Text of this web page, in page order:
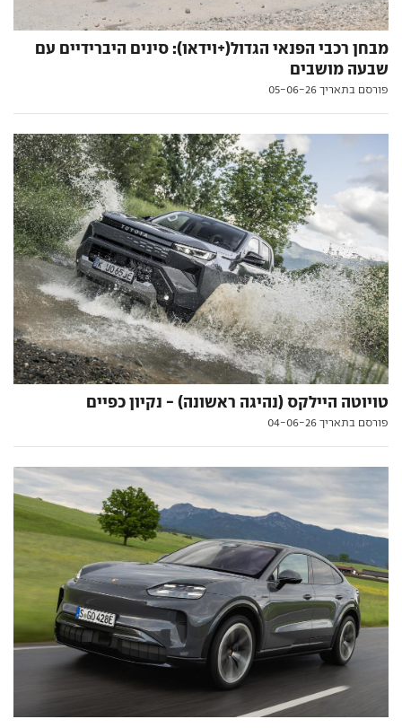
מבחן רכבי הפנאי הגדול(+וידאו): סינים היברידיים עם
שבעה מושבים
פורסם בתאריך 05-06-26
טויוטה היילקס (נהיגה ראשונה) - נקיון כפיים
פורסם בתאריך 04-06-26